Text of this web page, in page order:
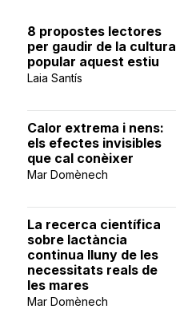
8 propostes lectores
per gaudir de la cultura
popular aquest estiu
Laia Santís
Calor extrema i nens:
els efectes invisibles
que cal conèixer
Mar Domènech
La recerca científica
sobre lactància
continua lluny de les
necessitats reals de
les mares
Mar Domènech